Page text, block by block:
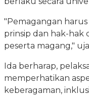
"Pemagangan
prinsip dan hak-hak
peserta magang,"
Ida berharap,
memperhatikan
keberagaman,